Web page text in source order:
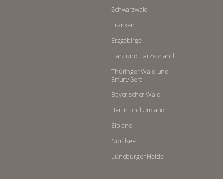
Schwarzwald
Franken
Erzgebirge
Harz und Harzvorland
Thüringer Wald und
Erfurt/Gera
Bayerischer Wald
Berlin und Umland
Elbland
Nordsee
Lüneburger Heide